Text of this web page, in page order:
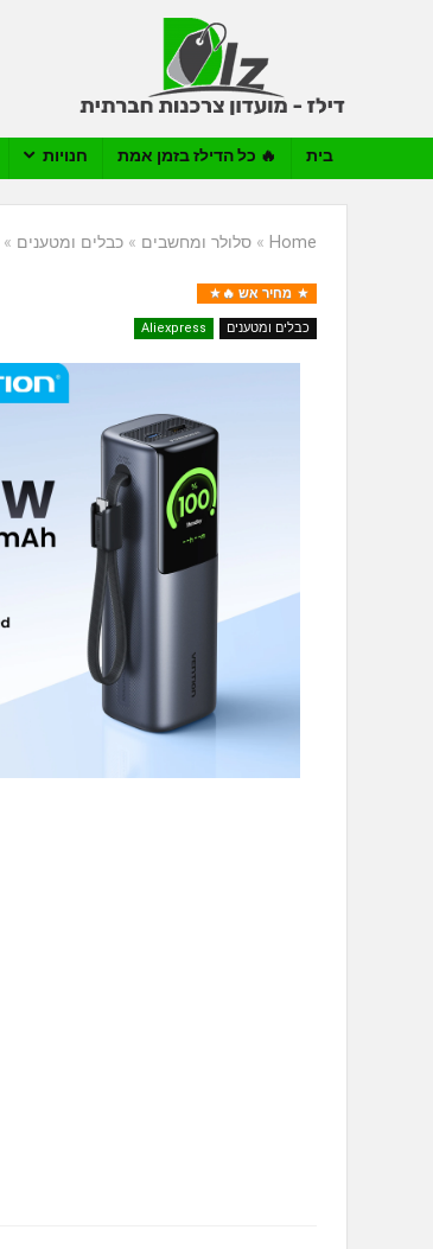
בית 🔥 כל הדילז בזמן אמת חנויות
Home
» סלולר ומחשבים » כבלים ומטענים »
מחיר אש 🔥
כבלים ומטענים Aliexpress